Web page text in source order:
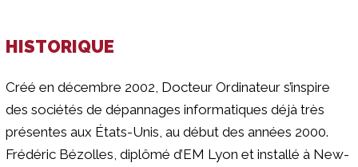
HISTORIQUE
Créé en décembre 2002, Docteur Ordinateur s’inspire
des sociétés de dépannages informatiques déjà très
présentes aux États-Unis, au début des années 2000.
Frédéric Bézolles, diplômé d’EM Lyon et installé à New-